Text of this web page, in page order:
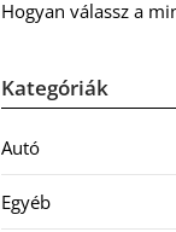
Hogyan válassz a
Kategóriák
Autó
Egyéb